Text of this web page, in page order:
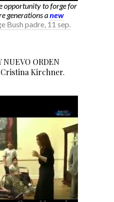
opportunity to forge for
generations anew
Bush padre, 11 sep.
NUEVO ORDEN
Kirchner.